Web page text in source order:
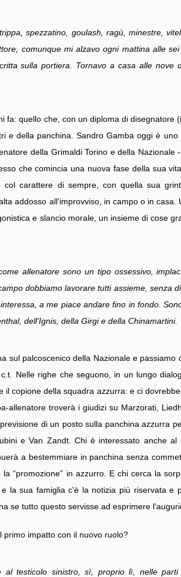
spezzatino, goulash, ragù, minestre,
comunque mi alzavo ogni mattina alle
sulla portiera. Tornavo a casa alle nove
fa: quello che, con un diploma di disegnatore
e della panchina. Sandro Gamba oggi è
della Grimaldi Torino e della
che comincia una nuova fase della sua
carattere di sempre, con quella sua
addosso all'improvviso, in campo o in casa.
e slancio morale, un insieme di cose
allenatore sono un tipo ossessivo,
dobbiamo lavorare tutti assieme, senza
a me piace andare fino in fondo.
dell'Ignis, della Girgi e della Chinamartini.
sul palcoscenico della Nazionale e
Nelle righe che seguono, in un lungo
copione della squadra azzurra: e ci
allenatore troverà i giudizi su Marzorati,
di un posto sulla panchina azzurra
e Van Zandt. Chi è interessato anche
a bestemmiare in panchina senza
“promozione” in azzurro. E chi cerca la
la sua famiglia c'è la notizia più riservata e
se tutto questo servisse ad esprimere
primo impatto con il nuovo ruolo?
testicolo sinistro, sì, proprio lì, nelle